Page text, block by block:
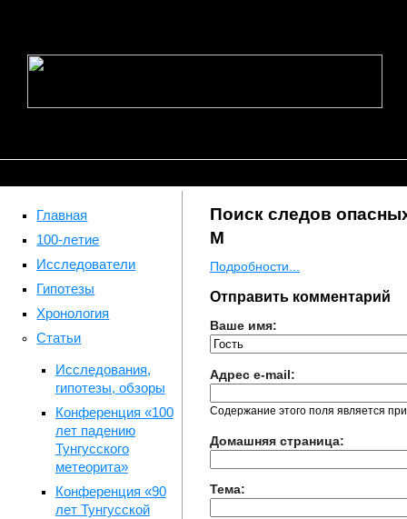
Главная
100-летие
Исследователи
Гипотезы
Хронология
Статьи
Исследования,
гипотезы, обзоры
Конференция «100
лет падению
Тунгусского
метеорита»
Конференция «90
лет Тунгусской
Поиск следов
М
Подробности...
Отправить комментарий
Ваше имя:
Адрес e-mail:
Содержание этого поля является
Домашняя страница:
Тема: